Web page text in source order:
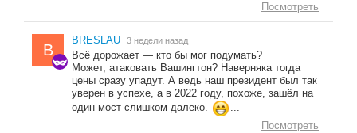
Посмотреть
B
BRESLAU 3 недели назад
Всё дорожает — кто бы мог подумать?
Может, атаковать Вашингтон? Наверняка тогда
цены сразу упадут. А ведь наш президент был так
уверен в успехе, а в 2022 году, похоже, зашёл на
один мост слишком далеко.
...
Посмотреть